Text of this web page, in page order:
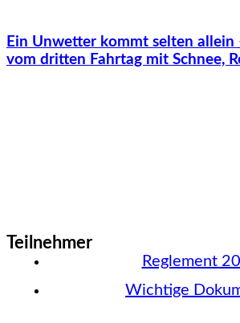
Ein Unwetter kommt selten
vom dritten Fahrtag mit Schnee,
Teilnehmer
Reglement
Wichtige